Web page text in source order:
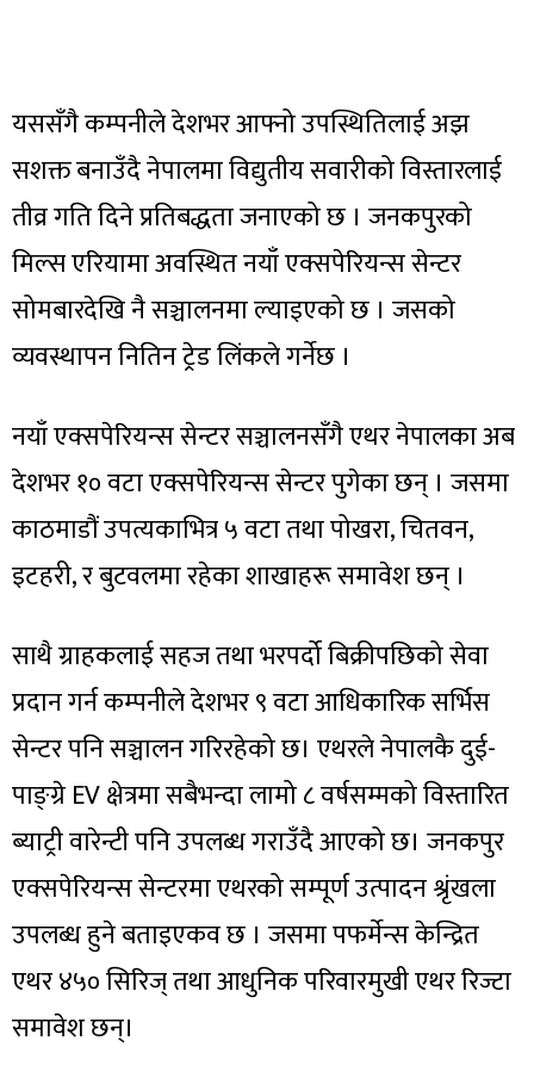
यससँगै कम्पनीले देशभर आफ्नो उपस्थितिलाई अझ
सशक्त बनाउँदै नेपालमा विद्युतीय सवारीको विस्तारलाई
तीव्र गति दिने प्रतिबद्धता जनाएको छ । जनकपुरको
मिल्स एरियामा अवस्थित नयाँ एक्सपेरियन्स सेन्टर
सोमबारदेखि नै सञ्चालनमा ल्याइएको छ । जसको
व्यवस्थापन नितिन ट्रेड लिंकले गर्नेछ ।
नयाँ एक्सपेरियन्स सेन्टर सञ्चालनसँगै एथर नेपालका अब
देशभर १० वटा एक्सपेरियन्स सेन्टर पुगेका छन् । जसमा
काठमाडौं उपत्यकाभित्र ५ वटा तथा पोखरा, चितवन,
इटहरी, र बुटवलमा रहेका शाखाहरू समावेश छन् ।
साथै ग्राहकलाई सहज तथा भरपर्दो बिक्रीपछिको सेवा
प्रदान गर्न कम्पनीले देशभर ९ वटा आधिकारिक सर्भिस
सेन्टर पनि सञ्चालन गरिरहेको छ। एथरले नेपालकै दुई-
पाङ्ग्रे EV क्षेत्रमा सबैभन्दा लामो ८ वर्षसम्मको विस्तारित
ब्याट्री वारेन्टी पनि उपलब्ध गराउँदै आएको छ। जनकपुर
एक्सपेरियन्स सेन्टरमा एथरको सम्पूर्ण उत्पादन श्रृंखला
उपलब्ध हुने बताइएकव छ । जसमा पफर्मेन्स केन्द्रित
एथर ४५० सिरिज् तथा आधुनिक परिवारमुखी एथर रिज्टा
समावेश छन्।